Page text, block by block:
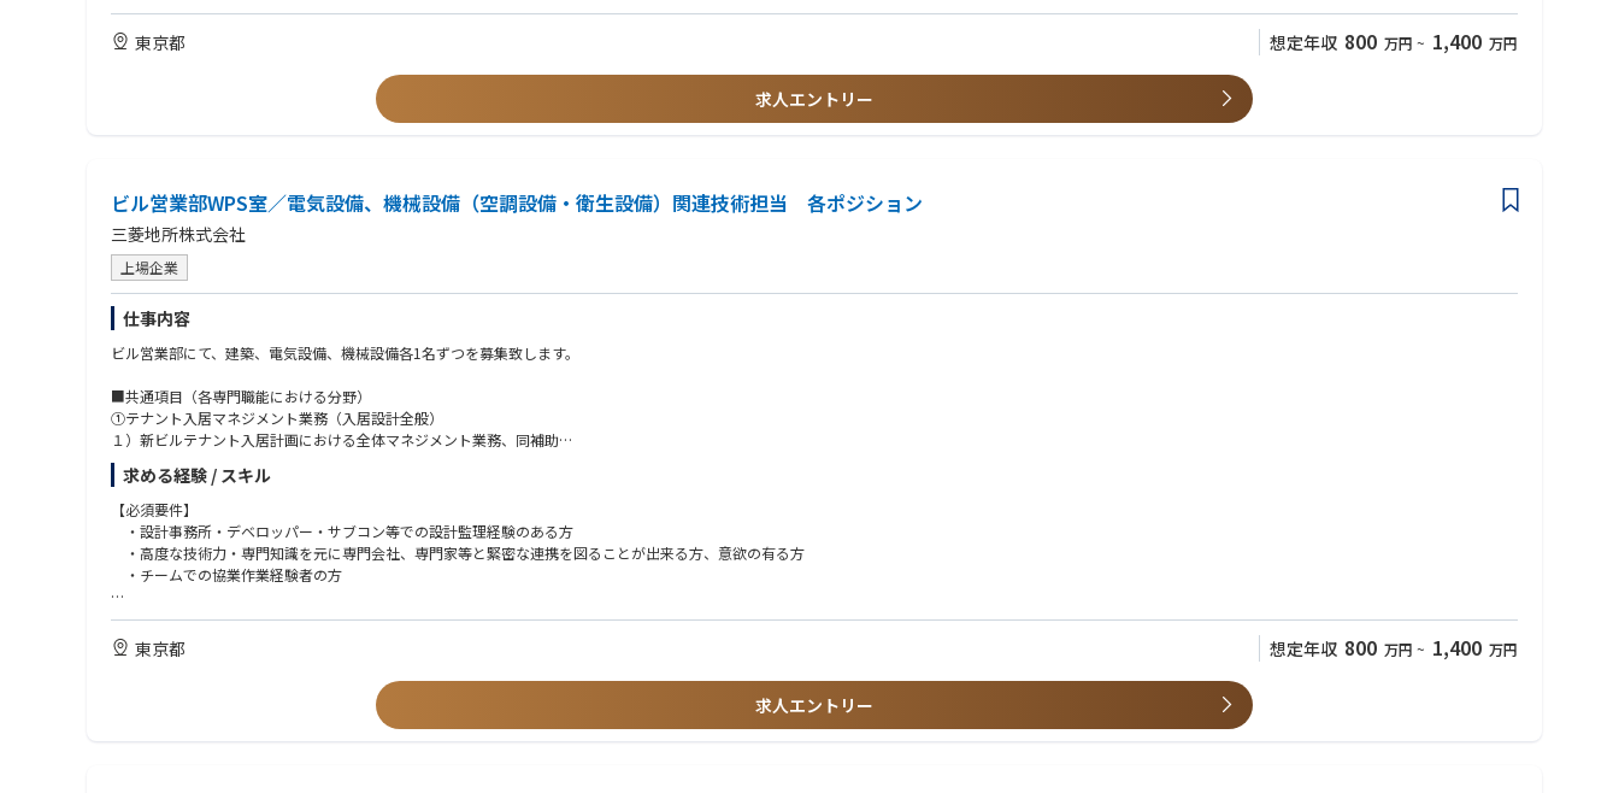
【求める人物像】
・法令順守や顧客の立場で考えることが出来る
・論理的な思考が出来る
・誠実である（立場によらず相手を尊重する姿勢等）
東京都 想定年収 800 万円 ~ 1,400 万円
求人エントリー
ビル営業部WPS室／電気設備、機械設備（空調設備・衛生設備）関連技術担当 各ポジション
三菱地所株式会社
上場企業
仕事内容
ビル営業部にて、建築、電気設備、機械設備各1名ずつを募集致します。
■共通項目（各専門職能における分野）
①テナント入居マネジメント業務（入居設計全般）
１）新ビルテナント入居計画における全体マネジメント業務、同補助
・テナント入居工事総括（トータルマネジメント）
・設計監理業務、ＣＭ業務
・Ｂ工事概算作成
・見積調査および金額交渉、テナント宛報告
・施工図および製作図のチェックおよび助言
・現場監理（現場巡回、各種検査対応含む）
・設計変更に伴う増減金額の調査および金額交渉、テナント宛報告
・本体A工事との調整、資産保全管理、開発サイドとの調整
・テナント入居工事の品質管理、工程管理、コスト管理
・テナント工事発注取り纏め業務、契約業務
・C工事(IT,LAN,電話等）関連各種調整業務
求める経験 / スキル
【必須要件】
・設計事務所・デベロッパー・サブコン等での設計監理経験のある方
・高度な技術力・専門知識を元に専門会社、専門家等と緊密な連携を図ることが出来る方、意欲の有る方
・チームでの協業作業経験者の方
【歓迎条件】
・テナントオフィスビルでのテナント入居の設計、同監理の経験のある方（電気設備、機械設備）
・一級建築士、設備設計一級建築士、建築設備士、一級施工管理技術士の有資格
・テナントの営業開始をサポートし、自らの喜びとできる方。
東京都 想定年収 800 万円 ~ 1,400 万円
求人エントリー